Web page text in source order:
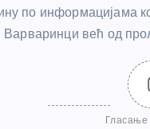
по информацијама
Варваринци већ од
Гласање